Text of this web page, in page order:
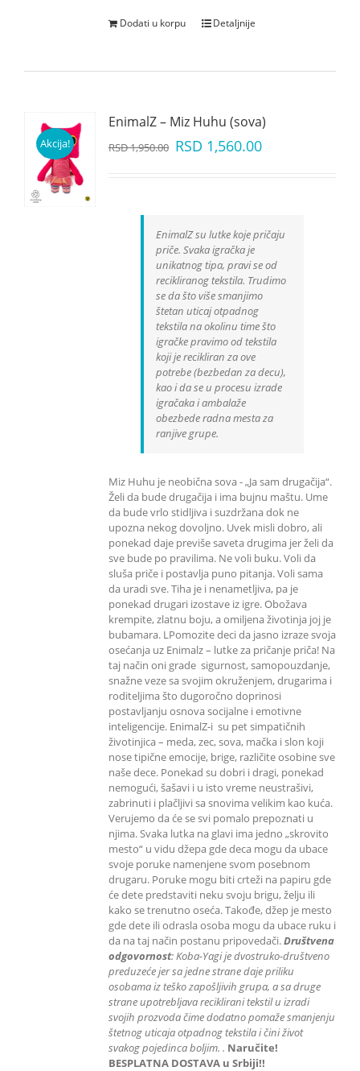
Dodati u korpu Detaljnije
Akcija!
EnimalZ – Miz Huhu (sova)
RSD1,950.00 RSD 1,560.00
EnimalZ su lutke koje pričaju
priče. Svaka igračka je
unikatnog tipa, pravi se od
recikliranog tekstila. Trudimo
se da što više smanjimo
štetan uticaj otpadnog
tekstila na okolinu time što
igračke pravimo od tekstila
koji je recikliran za ove
potrebe (bezbedan za decu),
kao i da se u procesu izrade
igračaka i ambalaže
obezbede radna mesta za
ranjive grupe.
Miz Huhu je neobična sova - „Ja sam drugačija“.
Želi da bude drugačija i ima bujnu maštu. Ume
da bude vrlo stidljiva i suzdržana dok ne
upozna nekog dovoljno. Uvek misli dobro, ali
ponekad daje previše saveta drugima jer želi da
sve bude po pravilima. Ne voli buku. Voli da
sluša priče i postavlja puno pitanja. Voli sama
da uradi sve. Tiha je i nenametljiva, pa je
ponekad drugari izostave iz igre. Obožava
krempite, zlatnu boju, a omiljena životinja joj je
bubamara. LPomozite deci da jasno izraze svoja
osećanja uz Enimalz – lutke za pričanje priča! Na
taj način oni grade sigurnost, samopouzdanje,
snažne veze sa svojim okruženjem, drugarima i
roditeljima što dugoročno doprinosi
postavljanju osnova socijalne i emotivne
inteligencije. EnimalZ-i su pet simpatičnih
životinjica – meda, zec, sova, mačka i slon koji
nose tipične emocije, brige, različite osobine sve
naše dece. Ponekad su dobri i dragi, ponekad
nemogući, šašavi i u isto vreme neustrašivi,
zabrinuti i plačljivi sa snovima velikim kao kuća.
Verujemo da će se svi pomalo prepoznati u
njima. Svaka lutka na glavi ima jedno „skrovito
mesto“ u vidu džepa gde deca mogu da ubace
svoje poruke namenjene svom posebnom
drugaru. Poruke mogu biti crteži na papiru gde
će dete predstaviti neku svoju brigu, želju ili
kako se trenutno oseća. Takođe, džep je mesto
gde dete ili odrasla osoba mogu da ubace ruku i
da na taj način postanu pripovedači.Društvena
odgovornost: Koba-Yagi je dvostruko-društveno
preduzeće jer sa jedne strane daje priliku
osobama iz teško zapošljivih grupa, a sa druge
strane upotrebljava reciklirani tekstil u izradi
svojih prozvoda čime dodatno pomaže smanjenju
štetnog uticaja otpadnog tekstila i čini život
svakog pojedinca boljim. . Naručite!
BESPLATNA DOSTAVA u Srbiji!!